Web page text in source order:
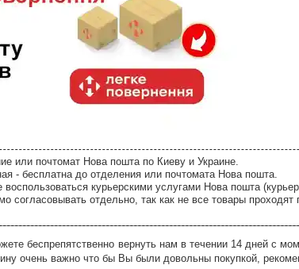
или почтомат Нова пошта по Киеву и Украине.
- бесплатна до отделения или почтомата Нова пошта.
курьерскими услугами Нова пошта
согласовывать отдельно, так как не все товары проходят
беспрепятственно вернуть нам в течении 14 дней с
очень важно что бы Вы были довольны покупкой,